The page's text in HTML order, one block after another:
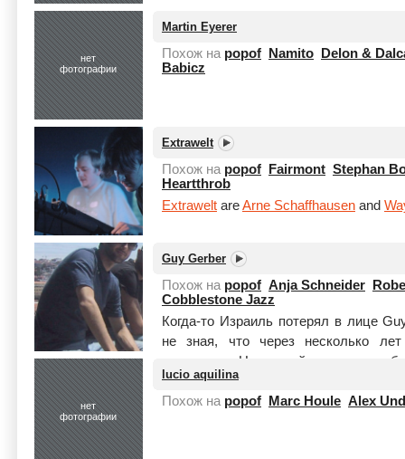
нет
фотографии
Martin Eyerer
Похож на popof Namito
Delon &
Babicz
Extrawelt
Похож на popof Fairmont Stephan
Heartthrob
Extrawelt areArne Schaffhausen and
Guy Gerber
Похож на popof Anja Schneider
Cobblestone Jazz
Когда-то Израиль потерял в лице
не зная, что через несколько
продюсера. Нынешний успех очень
бы Вы рас...
нет
фотографии
lucio aquilina
Похож на popof Marc Houle Alex